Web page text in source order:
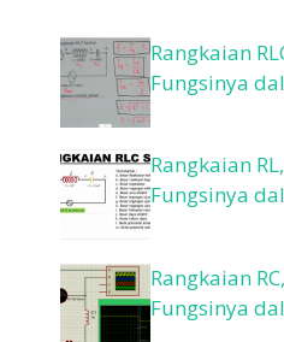
Rangkaian
Fungsinya
Rangkaian
Fungsinya
Rangkaian
Fungsinya